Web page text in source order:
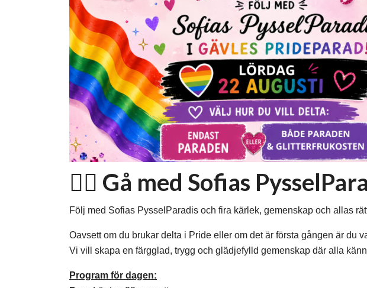
🏳️‍🌈 Gå med Sofias
Följ med Sofias PysselParadis och fira kärlek, gemenskap och allas
Oavsett om du brukar delta i Pride eller om det är första gången är du
Vi vill skapa en färgglad, trygg och glädjefylld gemenskap där alla
Program för dagen: